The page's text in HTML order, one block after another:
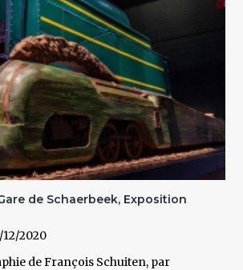
de Schaerbeek, Exposition
12/2020
de François Schuiten, par